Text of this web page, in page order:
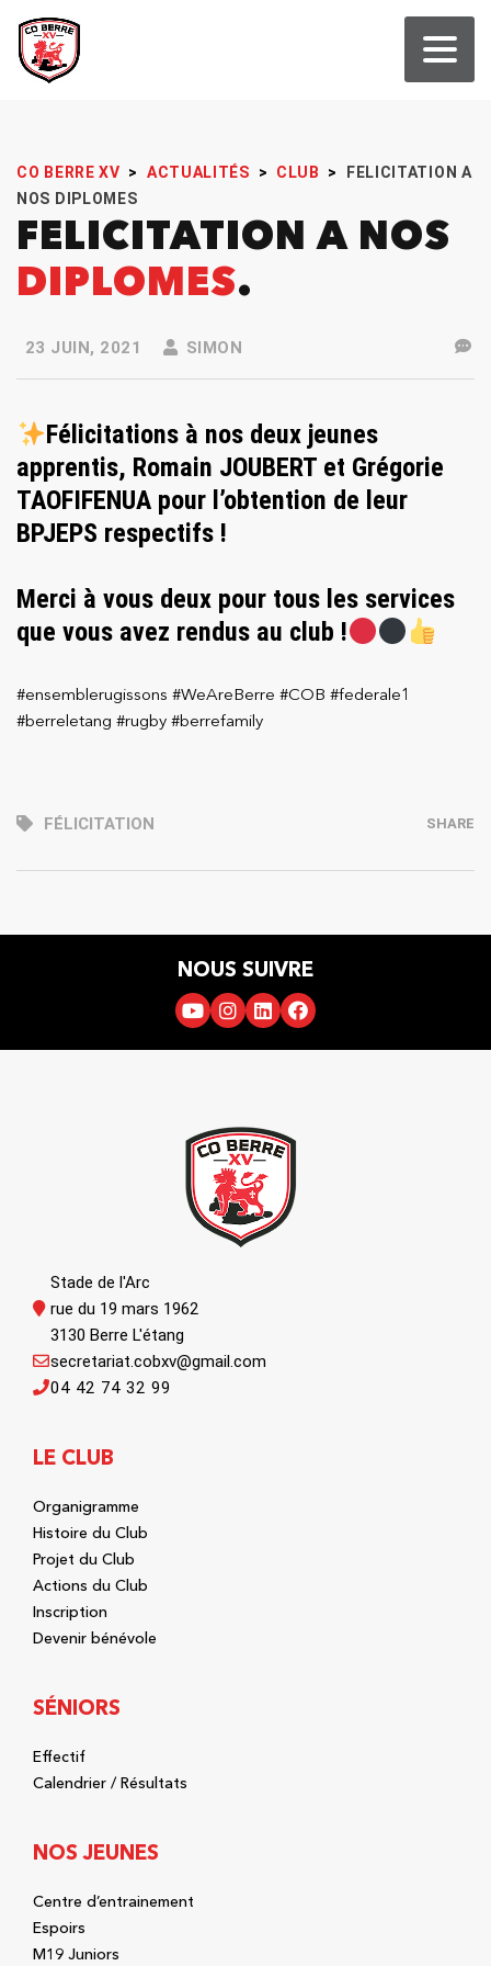
CO BERRE XV > ACTUALITÉS > CLUB >
FELICITATION A
NOS DIPLOMES
FELICITATION A NOS
DIPLOMES
23 JUIN, 2021 SIMON
Félicitations à nos deux jeunes
apprentis, Romain JOUBERT et Grégorie
TAOFIFENUA pour l’obtention de leur
BPJEPS respectifs !
Merci à vous deux pour tous les services
que vous avez rendus au club !
#ensemblerugissons #WeAreBerre #COB #federale1
#berreletang #rugby #berrefamily
FÉLICITATION SHARE
NOUS SUIVRE
Stade de l'Arc
rue du 19 mars 1962
3130 Berre L'étang
04 42 74 32 99
secretariat.cobxv@gmail.com
LE CLUB
Organigramme
Histoire du Club
Projet du Club
Actions du Club
Inscription
Devenir bénévole
SÉNIORS
Effectif
Calendrier / Résultats
NOS JEUNES
Centre d’entrainement
Espoirs
M19 Juniors